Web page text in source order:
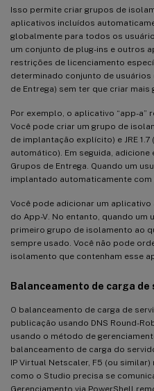
Isso permite criar grupos de
aplicativos incluídos
globalmente para todos os
um conjunto de plug-ins e outros
restrições de licenciamento
determinado conjunto de
de Entrega) sem ter que criar mais
Por exemplo, o aplicativo “app-a”
Você pode criar um grupo de
de implantação explícito) e JRE
automático). Em seguida, adicione
Grupos de Entrega. Quando um
implantado automaticamente com
Você pode adicionar um
do App-V. No entanto, quando um
primeiro grupo de isolamento ao
sempre usado. Você não pode
isolamento que contenham esse
Balanceamento de carga de
O balanceamento de carga de
publicação usando DNS Round-
usando o método de
balanceamento de carga do
IP Virtual Netscaler, F5 (ou
como o Studio precisa se
Gerenciamento via PowerShell